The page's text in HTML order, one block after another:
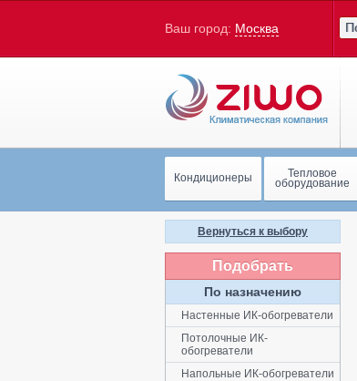
Ваш город: Москва
Кондиционеры Тепловое
оборудование
Вернуться к выбору
Подобрать
По назначению
Настенные ИК-обогреватели
Потолочные ИК-
обогреватели
Напольные ИК-обогреватели